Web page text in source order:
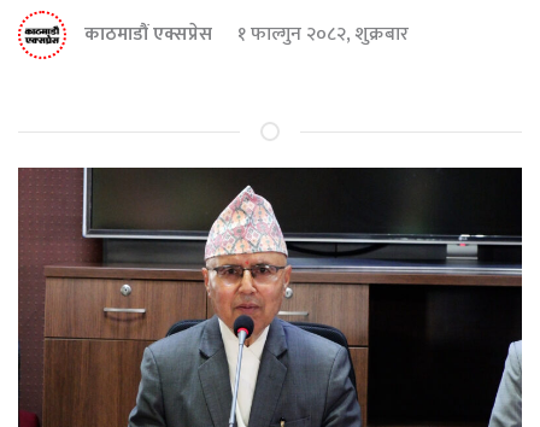
काठमाडौं एक्सप्रेस १ फाल्गुन २०८२, शुक्रबार